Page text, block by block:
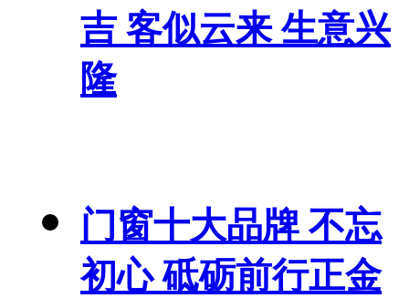
吉 客似云来 生意兴
隆
门窗十大品牌 不忘
初心 砥砺前行正金